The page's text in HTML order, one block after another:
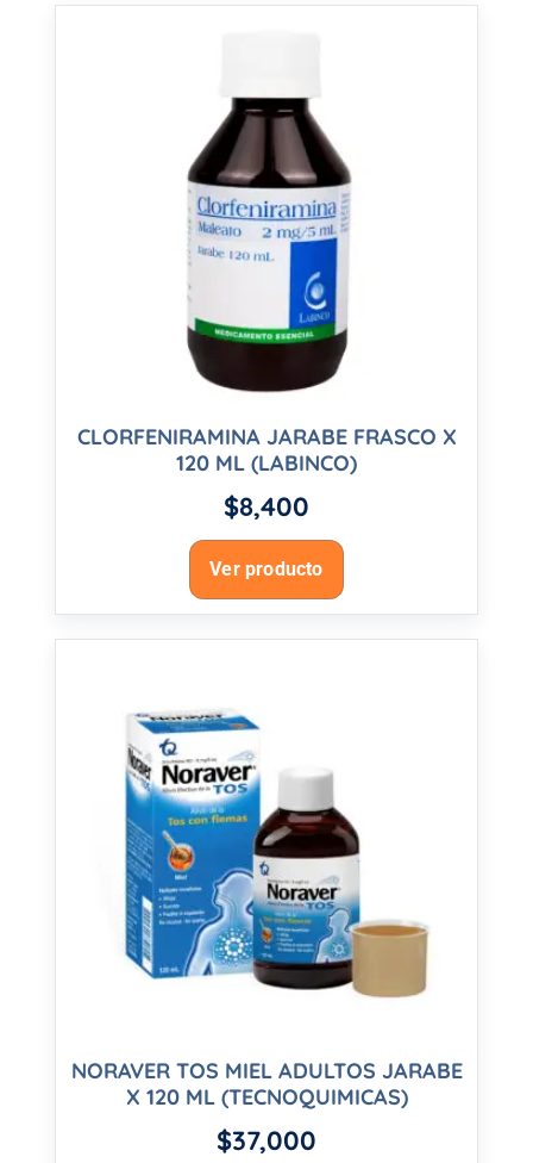
CLORFENIRAMINA JARABE FRASCO X
120 ML (LABINCO)
$8,400
Ver producto
NORAVER TOS MIEL ADULTOS JARABE
X 120 ML (TECNOQUIMICAS)
$37,000